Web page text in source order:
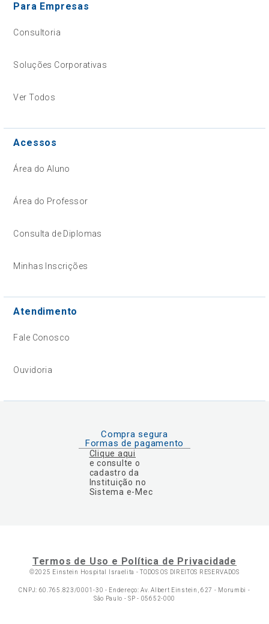
Para Empresas
Consultoria
Soluções Corporativas
Ver Todos
Acessos
Área do Aluno
Área do Professor
Consulta de Diplomas
Minhas Inscrições
Atendimento
Fale Conosco
Ouvidoria
Compra segura
Formas de pagamento
Clique aqui
e consulte o
cadastro da
Instituição no
Sistema e-Mec
Termos de Uso e Política de Privacidade
©2025 Einstein Hospital Israelita -TODOS OS DIREITOS RESERVADOS
CNPJ: 60.765.823/0001-30 - Endereço: Av. Albert Einstein, 627 - Morumbi -
São Paulo - SP - 05652-000